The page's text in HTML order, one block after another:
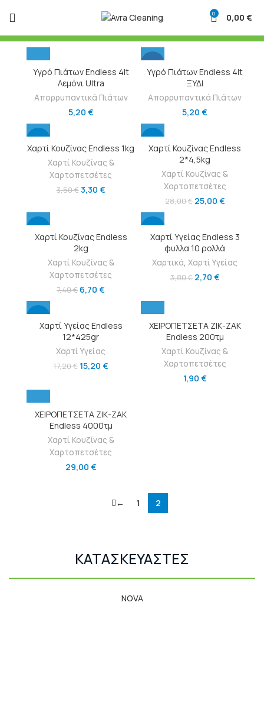
0 0,00 €
Υγρό Πιάτων Endless 4lt
Λεμόνι Ultra
Απορρυπαντικά Πιάτων
5,20 €
Υγρό Πιάτων Endless 4lt
ΞΥΔΙ
Απορρυπαντικά Πιάτων
5,20€
Χαρτί Κουζίνας Endless 1kg
Χαρτί Κουζίνας &
Χαρτοπετσέτες
3,50€ 3,30 €
Χαρτί Κουζίνας Endless
2*4,5kg
Χαρτί Κουζίνας &
Χαρτοπετσέτες
28,00€ 25,00 €
Χαρτί Κουζίνας Endless
2kg
Χαρτί Κουζίνας &
Χαρτοπετσέτες
7,40€ 6,70 €
Χαρτί Υγείας Endless 3
φυλλα 10 ρολλά
Χαρτικά,Χαρτί Υγείας
3,80€ 2,70 €
Χαρτί Υγείας Endless
12*425gr
Χαρτί Υγείας
17,20€ 15,20 €
ΧΕΙΡΟΠΕΤΣΕΤΑ ΖΙΚ-ΖΑΚ
Endless 200τμ
Χαρτί Κουζίνας &
Χαρτοπετσέτες
1,90 €
ΧΕΙΡΟΠΕΤΣΕΤΑ ΖΙΚ-ΖΑΚ
Endless 4000τμ
Χαρτί Κουζίνας &
Χαρτοπετσέτες
29,00 €
← 1 2
ΚΑΤΑΣΚΕΥΑΣΤΕΣ
NOVA